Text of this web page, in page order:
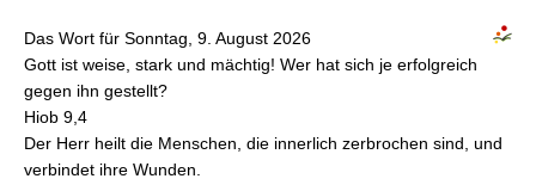
Das Wort für Sonntag, 9. August 2026
Gott ist weise, stark und mächtig! Wer hat sich je erfolgreich
gegen ihn gestellt?
Hiob 9,4
Der Herr heilt die Menschen, die innerlich zerbrochen sind, und
verbindet ihre Wunden.